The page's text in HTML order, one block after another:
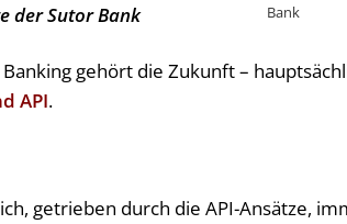
Bank
der Sutor Bank
gehört die Zukunft –
API.
getrieben durch die API-Ansätze,